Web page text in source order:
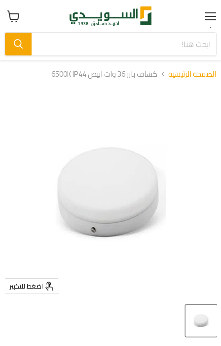
Menu عرض
سلة
الصفحة الرئيسية كشاف بارز 36 وات ابيض 6500K IP44
اضغط للتكبير